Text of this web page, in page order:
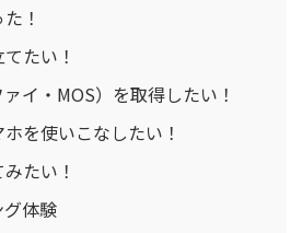
！
たい！
イ・MOS）を取得したい！
を使いこなしたい！
たい！
体験